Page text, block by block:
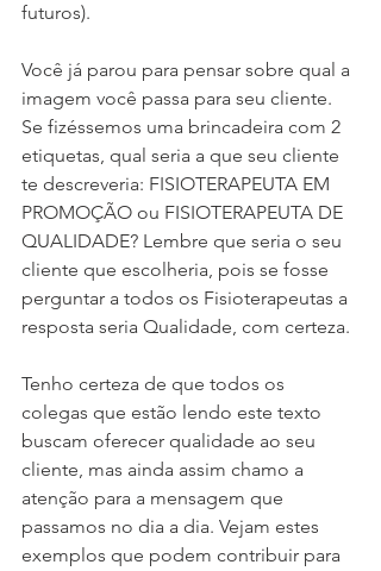
futuros).
Você já parou para pensar sobre qual a
imagem você passa para seu cliente.
Se fizéssemos uma brincadeira com 2
etiquetas, qual seria a que seu cliente
te descreveria: FISIOTERAPEUTA EM
PROMOÇÃO ou FISIOTERAPEUTA DE
QUALIDADE? Lembre que seria o seu
cliente que escolheria, pois se fosse
perguntar a todos os Fisioterapeutas a
resposta seria Qualidade, com certeza.
Tenho certeza de que todos os
colegas que estão lendo este texto
buscam oferecer qualidade ao seu
cliente, mas ainda assim chamo a
atenção para a mensagem que
passamos no dia a dia. Vejam estes
exemplos que podem contribuir para